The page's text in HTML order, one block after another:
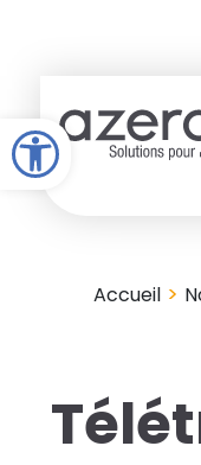
Open toolbar
Accueil >